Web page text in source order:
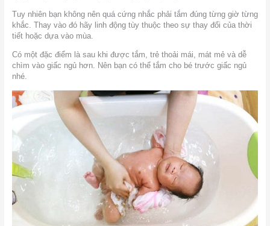
Tuy nhiên bạn không nên quá cứng nhắc phải tắm đúng từng giờ từng
khắc. Thay vào đó hãy linh động tùy thuộc theo sự thay đổi của thời
tiết hoặc dựa vào mùa.
Có một đặc điểm là sau khi được tắm, trẻ thoải mái, mát mẻ và dễ
chìm vào giấc ngủ hơn. Nên bạn có thể tắm cho bé trước giấc ngủ
nhé.